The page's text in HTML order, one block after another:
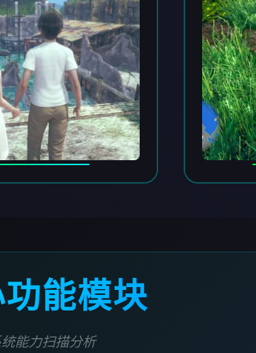
能模块
统能力扫描分析